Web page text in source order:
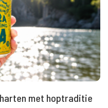
met hoptraditie